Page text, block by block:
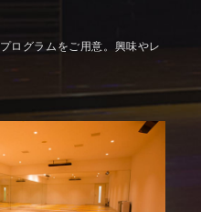
ログラムをご用意。興味やレ